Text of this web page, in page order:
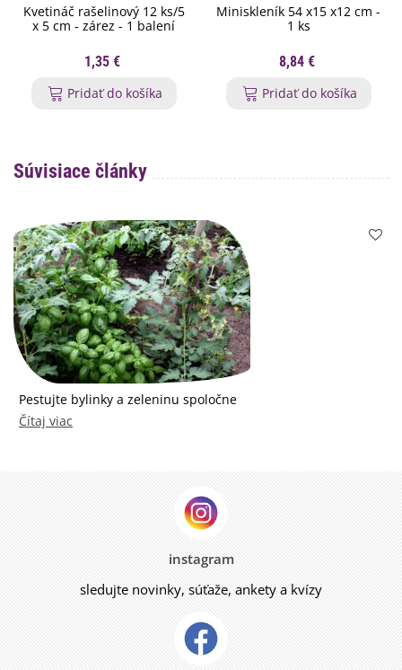
Kvetináč rašelinový 12 ks/5
x 5 cm - zárez - 1 balení
1,35 €
Pridať do košíka
Miniskleník 54 x15 x12 cm -
1 ks
8,84 €
Pridať do košíka
Súvisiace články
Pestujte bylinky a zeleninu spoločne
Čítaj viac
instagram
sledujte novinky, súťaže, ankety a kvízy